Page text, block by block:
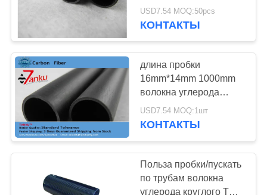
16mm * 14mm
используемая для
USD7.54 MOQ:50pcs
КОНТАКТЫ
длина пробки
16mm*14mm 1000mm
волокна углерода
простого Weave Twill
3k
USD7.54 MOQ:1шт
КОНТАКТЫ
Польза пробки/пускать
по трубам волокна
углерода круглого Twill